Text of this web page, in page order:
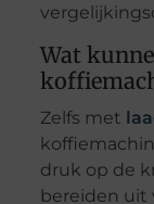
Wat
Zelfs met
druk op de
bereiden uit